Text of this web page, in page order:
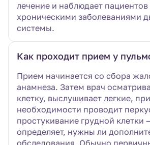
лечение и наблюдает пациентов
хроническими заболеваниями
системы.
Как проходит прием у
Прием начинается со сбора
анамнеза. Затем врач
клетку, выслушивает легкие, при
необходимости проводит
простукивание грудной клетки
определяет, нужны ли
обследования. Обычно